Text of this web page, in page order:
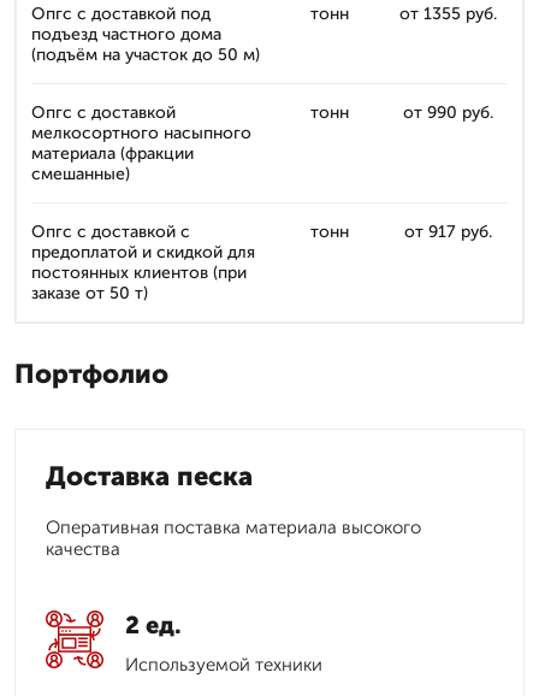
Опгс с доставкой под
подъезд частного дома
(подъём на участок до 50 м)
тонн от 1355 руб.
Опгс с доставкой
мелкосортного насыпного
материала (фракции
смешанные)
тонн от 990 руб.
Опгс с доставкой с
предоплатой и скидкой для
постоянных клиентов (при
заказе от 50 т)
тонн от 917 руб.
Портфолио
Доставка песка
Оперативная поставка материала высокого
качества
2 ед.
Используемой техники